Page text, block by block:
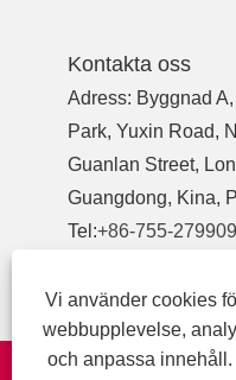
Kontakta oss
Adress: Byggnad
Park, Yuxin Road,
Guanlan Street,
Guangdong, Kina,
Tel:+86-755-
E-post:
Copyright © 2021
Vi använder cookies
webbupplevelse,
och anpassa